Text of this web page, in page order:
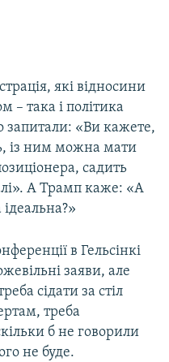
які відносини
– така і політика
запитали: «Ви кажете,
із ним можна мати
садить
А Трамп каже: «А
в Гельсінкі
заяви, але
сідати за стіл
треба
б не говорили
не буде.